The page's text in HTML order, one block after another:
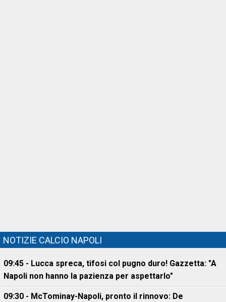
NOTIZIE CALCIO NAPOLI
09:45 - Lucca spreca, tifosi col pugno duro! Gazzetta: "A
Napoli non hanno la pazienza per aspettarlo"
09:30 - McTominay-Napoli, pronto il rinnovo: De